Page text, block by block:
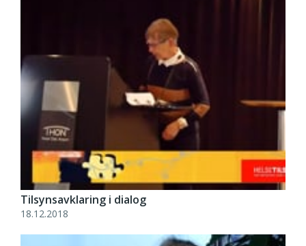
Tilsynsavklaring i dialog
18.12.2018